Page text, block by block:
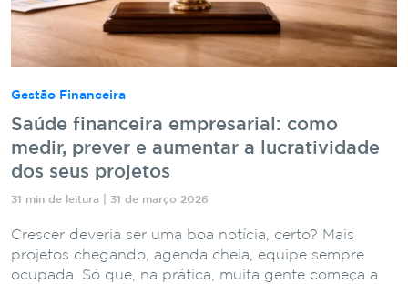
Gestão Financeira
Saúde financeira empresarial: como
medir, prever e aumentar a lucratividade
dos seus projetos
31 min de leitura | 31 de março 2026
Crescer deveria ser uma boa notícia, certo? Mais
projetos chegando, agenda cheia, equipe sempre
ocupada. Só que, na prática, muita gente começa a